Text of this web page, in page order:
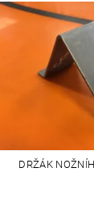
DRŽÁK